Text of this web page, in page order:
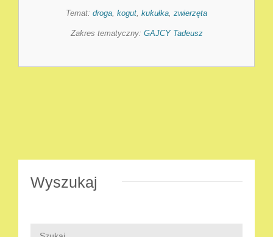
Temat: droga kogut kukułka zwierzęta
Zakres tematyczny: GAJCY Tadeusz
Wyszukaj